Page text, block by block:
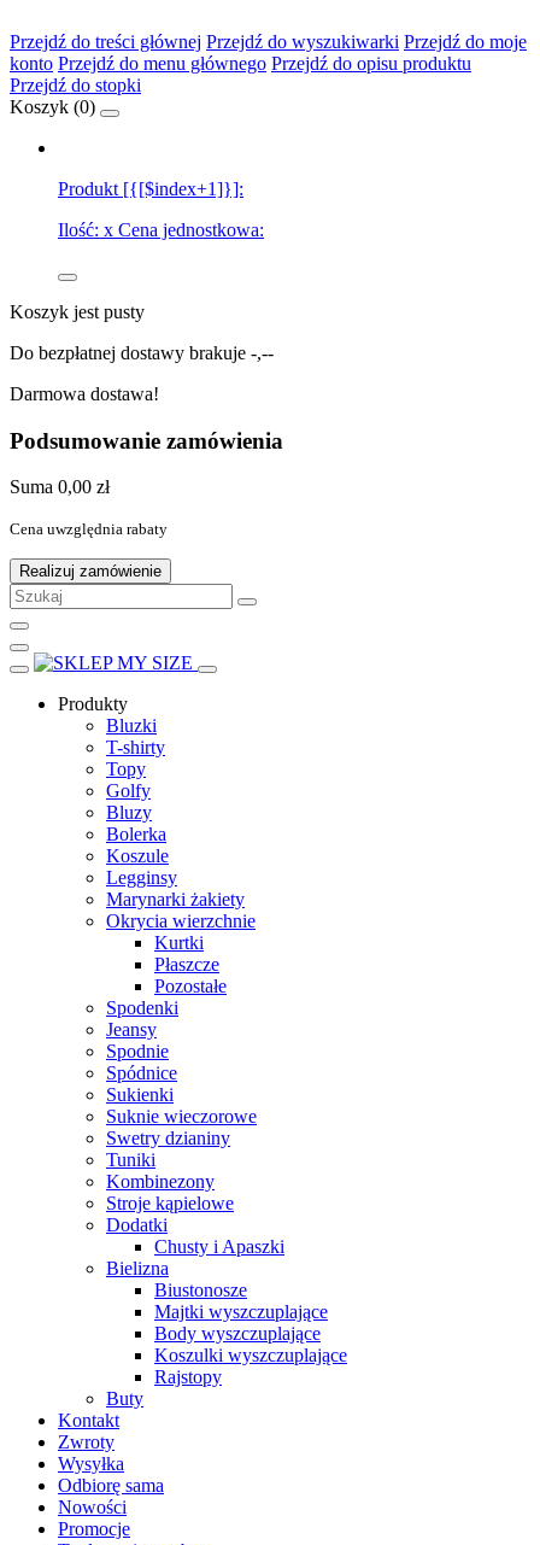
Przejdź do treści głównej Przejdź do wyszukiwarki Przejdź do moje
konto Przejdź do menu głównego Przejdź do opisu produktu
Przejdź do stopki
Koszyk (0)
Produkt [{[$index+1]}]:
Ilość: x Cena jednostkowa:
Koszyk jest pusty
Do bezpłatnej dostawy brakuje -,--
Darmowa dostawa!
Podsumowanie zamówienia
Suma 0,00 zł
Cena uwzględnia rabaty
Realizuj zamówienie
Produkty
Bluzki
T-shirty
Topy
Golfy
Bluzy
Bolerka
Koszule
Legginsy
Marynarki żakiety
Okrycia wierzchnie
Kurtki
Płaszcze
Pozostałe
Spodenki
Jeansy
Spodnie
Spódnice
Sukienki
Suknie wieczorowe
Swetry dzianiny
Tuniki
Kombinezony
Stroje kąpielowe
Dodatki
Chusty i Apaszki
Bielizna
Biustonosze
Majtki wyszczuplające
Body wyszczuplające
Koszulki wyszczuplające
Rajstopy
Buty
Kontakt
Zwroty
Wysyłka
Odbiorę sama
Nowości
Promocje